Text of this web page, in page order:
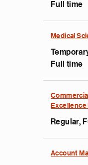
Full time
Medical
Full time
Excellence
Regular,
Account